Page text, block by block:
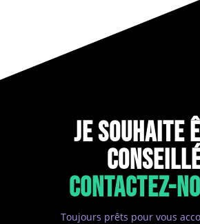
JE SOUHAITE
CONTACTEZ-
Toujours prêts pour vous